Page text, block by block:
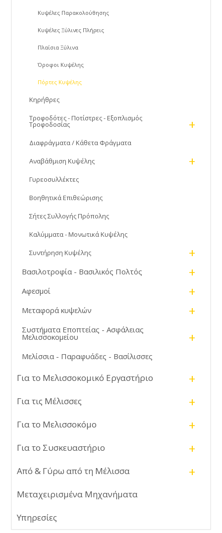
Κυψέλες Παρακολούθησης
Κυψέλες Ξύλινες Πλήρεις
Πλαίσια Ξύλινα
Όροφοι Κυψέλης
Πόρτες Kυψέλης
Κηρήθρες
Τροφοδότες - Ποτίστρες - Εξοπλισμός
Τροφοδοσίας +
Διαφράγματα / Κάθετα Φράγματα
Αναβάθμιση Κυψέλης +
Γυρεοσυλλέκτες
Βοηθητικά Επιθεώρισης
Σήτες Συλλογής Πρόπολης
Καλύμματα - Μονωτικά Κυψέλης
Συντήρηση Κυψέλης +
Βασιλοτροφία - Βασιλικός Πολτός +
Αφεσμοί +
Μεταφορά κυψελών +
Συστήματα Εποπτείας - Ασφάλειας
Μελισσοκομείου +
Μελίσσια - Παραφυάδες - Βασίλισσες
Για το Μελισσοκομικό Εργαστήριο +
Για τις Μέλισσες +
Για το Μελισσοκόμο +
Για το Συσκευαστήριο +
Από & Γύρω από τη Μέλισσα +
Μεταχειρισμένα Μηχανήματα
Υπηρεσίες